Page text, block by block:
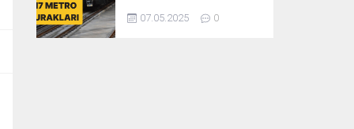
Mahmutbey Metro Hattı
Güzergahı ve Sefer
07.05.2025 0